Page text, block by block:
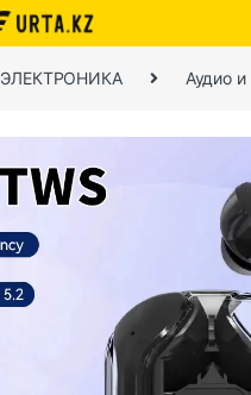
ЭЛЕКТРОНИКА Аудио и